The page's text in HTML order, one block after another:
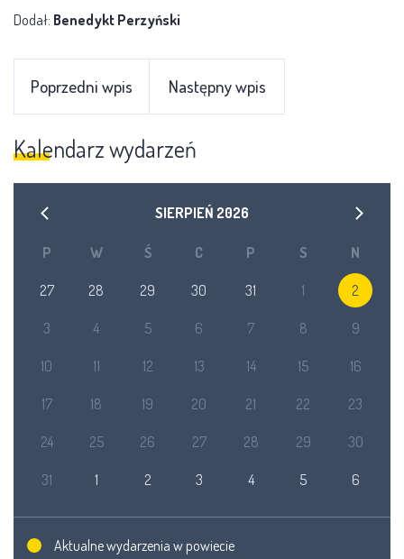
Dodał: Benedykt Perzyński
Poprzedni wpis Następny wpis
Kalendarz wydarzeń
SIERPIEŃ 2026
P W Ś C P S N
27 28 29 30 31 1 2
3 4 5 6 7 8 9
10 11 12 13 14 15 16
17 18 19 20 21 22 23
24 25 26 27 28 29 30
31 1 2 3 4 5 6
Aktualne wydarzenia w powiecie